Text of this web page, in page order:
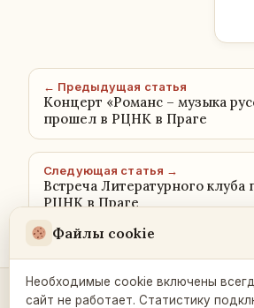
← Предыдущая статья
Концерт «Романс – музыка
прошел в РЦНК в Праге
Следующая статья →
Встреча Литературного клуба
РЦНК в Праге
Файлы cookie
Необходимые cookie включены
сайт не работает. Статистику